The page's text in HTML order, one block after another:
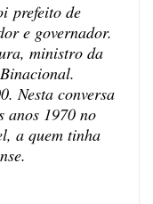
prefeito de
e governador.
ministro da
Nesta conversa
anos 1970 no
a quem tinha